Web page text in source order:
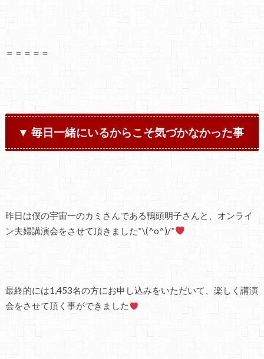
＝＝＝＝＝
▼ 毎日一緒にいるからこそ気づかなかった事
昨日は僕の宇宙一のカミさんである鴨頭明子さんと、オンライ
ン夫婦講演会をさせて頂きました*\(^o^)/*
最終的には1,453名の方にお申し込みをいただいて、楽しく講演
会をさせて頂く事ができました